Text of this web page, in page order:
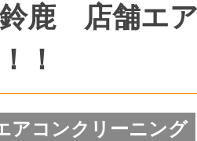
鹿 店舗エ
！
アコンクリーニング